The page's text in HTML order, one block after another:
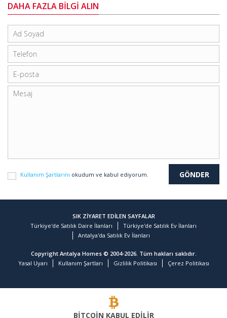
DAHA FAZLA BİLGİ ALIN
Kullanım Şartlarını okudum ve kabul ediyorum.
SIK ZİYARET EDİLEN SAYFALAR
Türkiye'de Satılık Daire İlanları
Türkiye'de Satılık Ev İlanları
Antalya'da Satılık Ev İlanları
Copyright Antalya Homes © 2004-2026. Tüm hakları saklıdır.
Yasal Uyarı
Kullanım Şartları Gizlilik Politikası Çerez Politikası
BİTCOİN KABUL EDİLİR